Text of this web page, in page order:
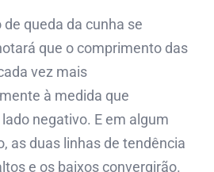
queda da cunha se
que o comprimento das
vez mais
à medida que
negativo. E em algum
as duas linhas de tendência
e os baixos convergirão.